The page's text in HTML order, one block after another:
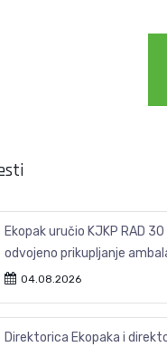
Ekopak uručio KJKP RAD
odvojeno prikupljanje
04.08.2026
Direktorica Ekopaka i